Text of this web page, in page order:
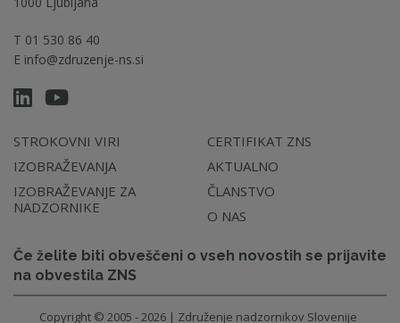
T 01 530 86 40
E info@zdruzenje-ns.si
STROKOVNI VIRI
IZOBRAŽEVANJA
IZOBRAŽEVANJE ZA
NADZORNIKE
CERTIFIKAT ZNS
AKTUALNO
ČLANSTVO
O NAS
Če želite biti obveščeni o vseh novostih se prijavite
na obvestila ZNS
Copyright © 2005 - 2026 | Združenje nadzornikov Slovenije